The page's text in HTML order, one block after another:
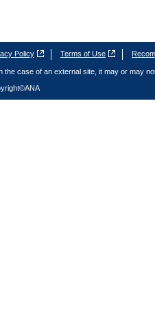
Policy Terms of Use
the case of an external site, it may or may